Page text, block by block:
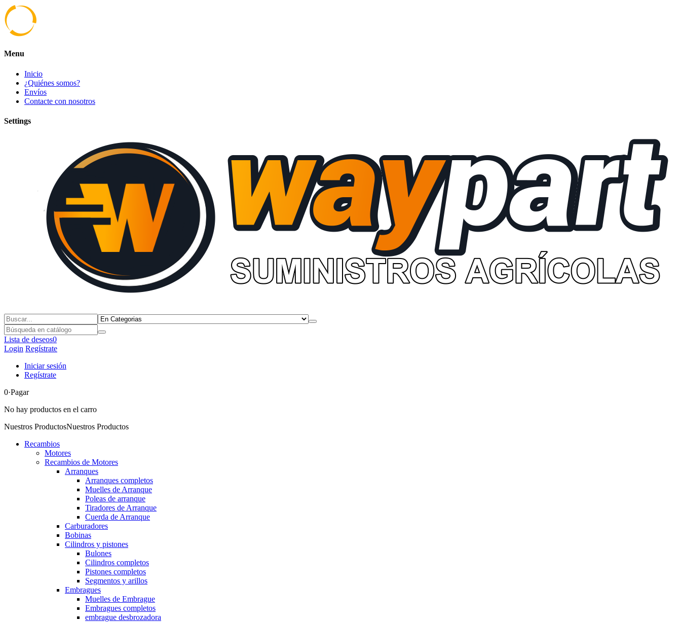
Menu
Inicio
¿Quiénes somos?
Envíos
Contacte con nosotros
Settings
Lista de deseos0
Login Regístrate
Iniciar sesión
Regístrate
0·Pagar
No hay productos en el carro
Nuestros ProductosNuestros Productos
Recambios
Motores
Recambios de Motores
Arranques
Arranques completos
Muelles de Arranque
Poleas de arranque
Tiradores de Arranque
Cuerda de Arranque
Carburadores
Bobinas
Cilindros y pistones
Bulones
Cilindros completos
Pistones completos
Segmentos y arillos
Embragues
Muelles de Embrague
Embragues completos
embrague desbrozadora